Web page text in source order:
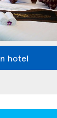
hotel